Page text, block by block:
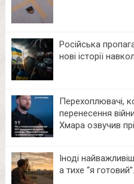
Російська
нові історії
Перехоплювачі,
перенесення
Хмара озвучив
Іноді
а тихе “я готовий”.